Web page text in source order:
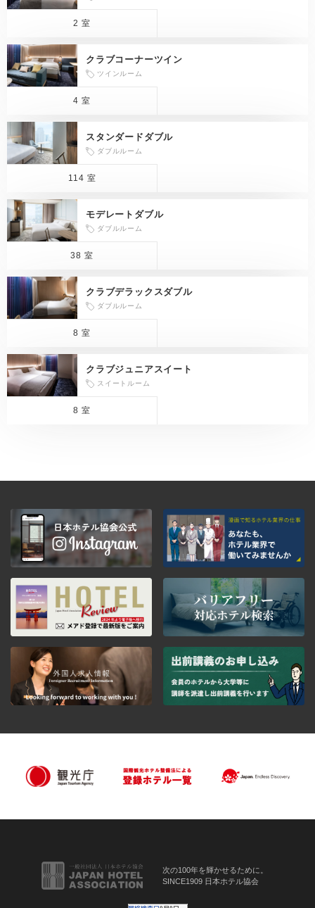
2 室
クラブコーナーツイン
ツインルーム
4 室
スタンダードダブル
ダブルルーム
114 室
モデレートダブル
ダブルルーム
38 室
クラブデラックスダブル
ダブルルーム
8 室
クラブジュニアスイート
スイートルーム
8 室
次の100年を輝かせるために。
SINCE1909 日本ホテル協会